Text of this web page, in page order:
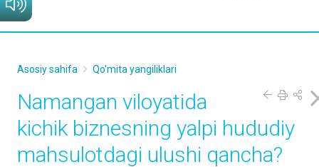
Asosiy sahifa Qo'mita yangiliklari
Namangan viloyatida
kichik biznesning yalpi hududiy
mahsulotdagi ulushi qancha?